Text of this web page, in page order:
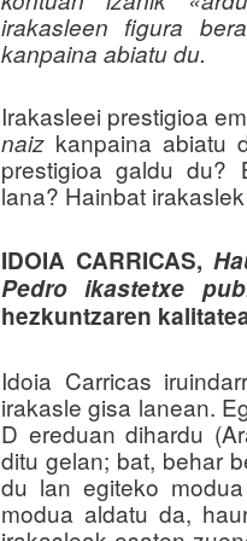
irakasleen figura
kanpaina abiatu du.
Irakasleei prestigioa
naizkanpaina abiatu
prestigioa galdu du?
lana? Hainbat
IDOIA CARRICAS,
Pedro ikastetxe
hezkuntzaren
Idoia Carricas
irakasle gisa lanean.
D ereduan dihardu
ditu gelan; bat, behar
du lan egiteko
modua aldatu da,